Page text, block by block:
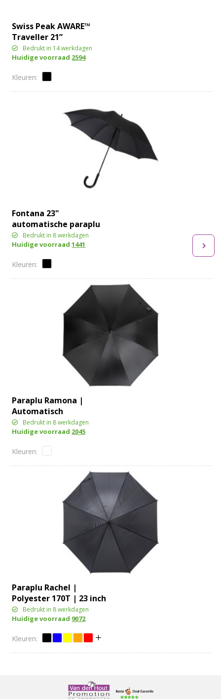
Swiss Peak AWARE™
Traveller 21”
automatische paraplu
Bedrukt in 14 werkdagen
Huidige voorraad 2594
Fontana 23"
automatische paraplu
met carbon look en
gebogen handvat
Bedrukt in 8 werkdagen
Huidige voorraad1441
Paraplu Ramona |
Automatisch
Bedrukt in 8 werkdagen
Huidige voorraad 2045
Paraplu Rachel |
Polyester 170T | 23 inch
Bedrukt in 8 werkdagen
Huidige voorraad 9072